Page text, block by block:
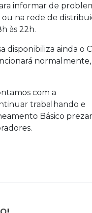
informar de
na rede de
às 22h.
disponibiliza ainda o
normalmente,
com a
trabalhando e
Básico